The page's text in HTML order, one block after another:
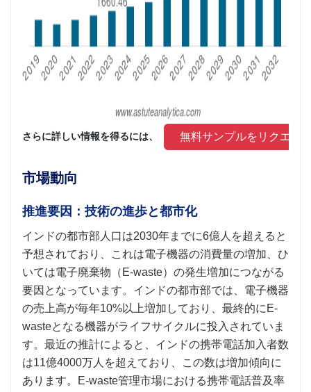
さらに詳しい情報を得るには、 無料サンプルをリクエス
市場動向
推進要因：技術の進歩と都市化
インドの都市部人口は2030年までに6億人を超えると
予想されており、これは電子機器の消費量の増加、ひ
いては電子廃棄物（E-waste）の発生増加につながる
要因となっています。インドの都市部では、電子機器
の売上高が毎年10%以上増加しており、最終的にE-
wasteとなる機器がライフサイクルに投入されていま
す。最近の推計によると、インドの携帯電話加入者数
は11億4000万人を超えており、この数は増加傾向に
あります。E-waste管理市場における携帯電話普及率